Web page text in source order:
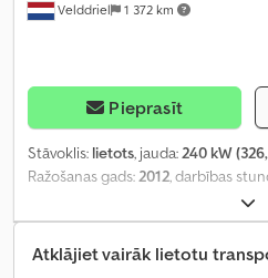
Velddriel 1 372 km
Pieprasīt
Stāvoklis: lietots, jauda:240 kW
Ražošanas gads:2012, darbības
Atklājiet vairāk lietotu